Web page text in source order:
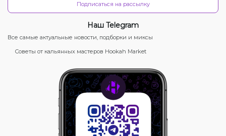
Подписаться на рассылку
Наш Telegram
Все самые актуальные новости, подборки и миксы
Советы от кальянных мастеров Hookah Market